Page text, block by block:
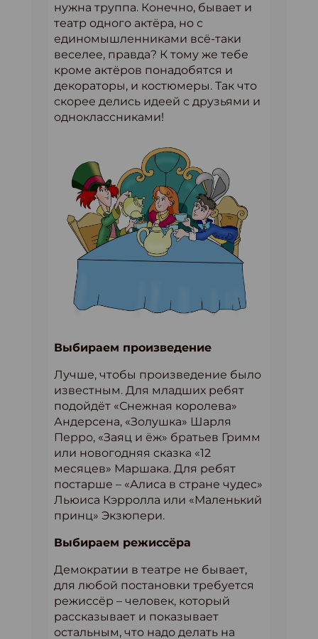
нужна труппа. Конечно, бывает и
театр одного актёра, но с
единомышленниками всё-таки
веселее, правда? К тому же тебе
кроме актёров понадобятся и
декораторы, и костюмеры. Так что
скорее делись идеей с друзьями и
одноклассниками!
Выбираем произведение
Лучше, чтобы произведение было
известным. Для младших ребят
подойдёт «Снежная королева»
Андерсена, «Золушка» Шарля
Перро, «Заяц и ёж» братьев Гримм
или новогодняя сказка «12
месяцев» Маршака. Для ребят
постарше – «Алиса в стране чудес»
Льюиса Кэрролла или «Маленький
принц» Экзюпери.
Выбираем режиссёра
Демократии в театре не бывает,
для любой постановки требуется
режиссёр – человек, который
рассказывает и показывает
остальным, что надо делать на